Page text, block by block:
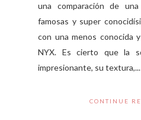
una comparación de
famosas y super
con una menos conocida
NYX. Es cierto que la
impresionante, su textura,...
CONTINUE